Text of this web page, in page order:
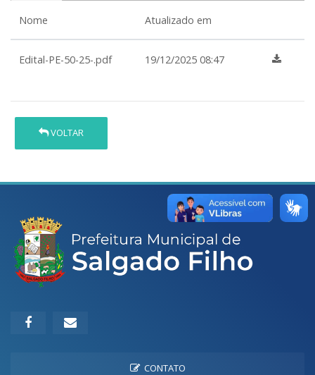
Nome Atualizado em
Edital-PE-50-25-.pdf 19/12/2025 08:47
VOLTAR
CONTATO